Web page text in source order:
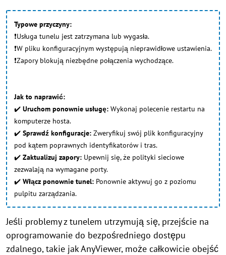
Typowe przyczyny:
❗Usługa tunelu jest zatrzymana lub wygasła.
❗W pliku konfiguracyjnym występują nieprawidłowe ustawienia.
❗Zapory blokują niezbędne połączenia wychodzące.
Jak to naprawić:
✔️ Uruchom ponownie usługę: Wykonaj polecenie restartu na
komputerze hosta.
✔️ Sprawdź konfiguracje: Zweryfikuj swój plik konfiguracyjny
pod kątem poprawnych identyfikatorów i tras.
✔️ Zaktualizuj zapory: Upewnij się, że polityki sieciowe
zezwalają na wymagane porty.
✔️ Włącz ponownie tunel: Ponownie aktywuj go z poziomu
pulpitu zarządzania.
Jeśli problemy z tunelem utrzymują się, przejście na
oprogramowanie do bezpośredniego dostępu
zdalnego, takie jak AnyViewer, może całkowicie obejść